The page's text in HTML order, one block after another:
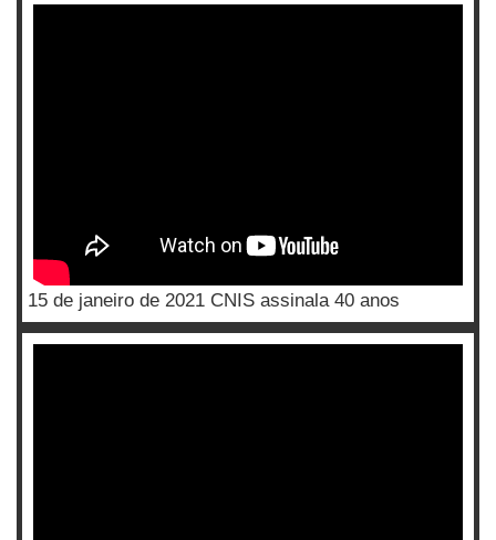
15 de janeiro de 2021 CNIS assinala 40 anos